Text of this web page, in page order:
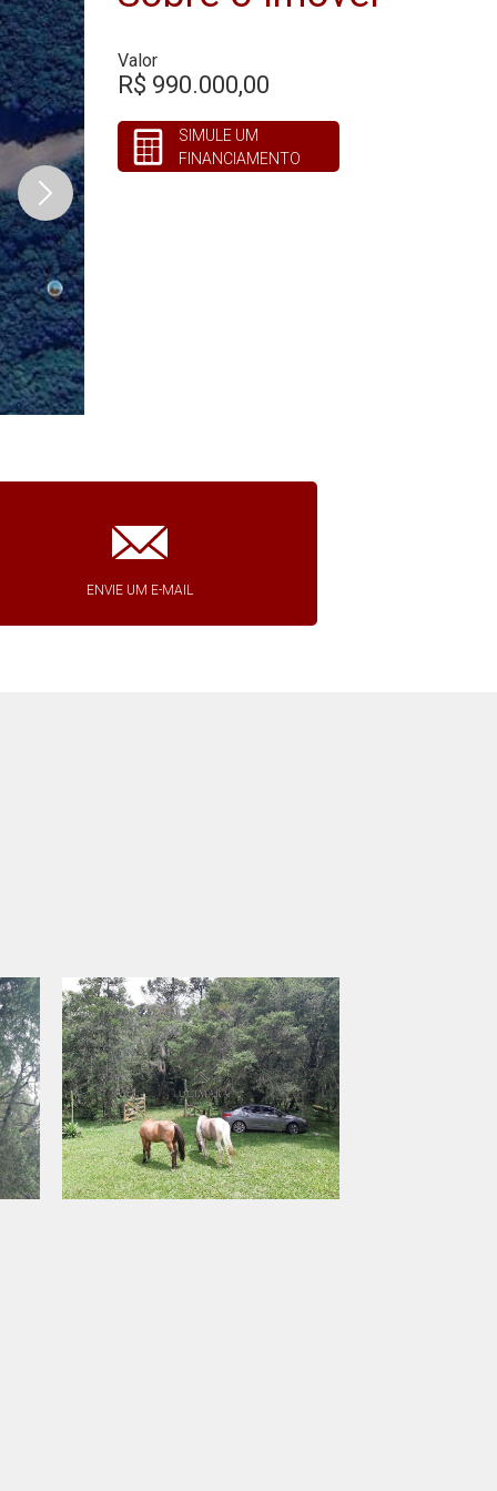
Valor
R$ 990.000,00
SIMULE UM
FINANCIAMENTO
ENVIE UM E-MAIL